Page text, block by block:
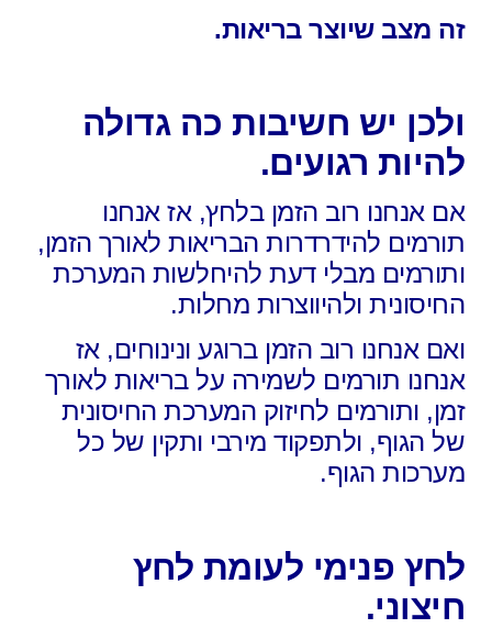
זה מצב שיוצר בריאות.
ולכן יש חשיבות כה גדולה
להיות רגועים.
אם אנחנו רוב הזמן בלחץ, אז אנחנו
תורמים להידרדרות הבריאות לאורך הזמן,
ותורמים מבלי דעת להיחלשות המערכת
החיסונית ולהיווצרות מחלות.
ואם אנחנו רוב הזמן ברוגע ונינוחים, אז
אנחנו תורמים לשמירה על בריאות לאורך
זמן, ותורמים לחיזוק המערכת החיסונית
של הגוף, ולתפקוד מירבי ותקין של כל
מערכות הגוף.
לחץ פנימי לעומת לחץ
חיצוני.